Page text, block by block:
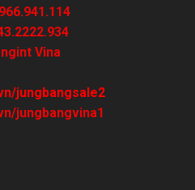
Vina
jungbangsale2
jungbangvina1